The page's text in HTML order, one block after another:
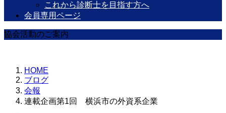
これから診断士を目指す方へ
会員専用ページ
協会活動のご案内
HOME
ブログ
会報
連載企画第1回 横浜市の外資系企業